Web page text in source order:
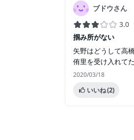
ブドウさん
3.0
掴み所がない
矢野はどうして高
侑里を受け入れて
2020/03/18
いいね(2)